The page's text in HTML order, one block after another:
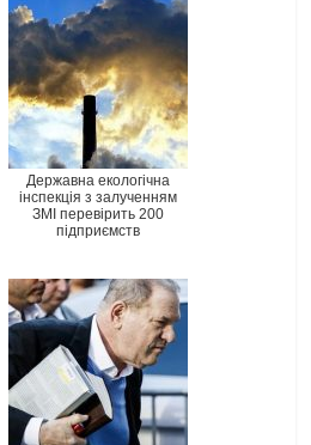
Державна екологічна
інспекція з залученням
ЗМІ перевірить 200
підприємств